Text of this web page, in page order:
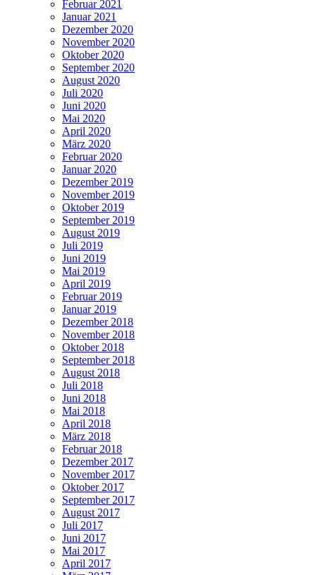
Februar 2021
Januar 2021
Dezember 2020
November 2020
Oktober 2020
September 2020
August 2020
Juli 2020
Juni 2020
Mai 2020
April 2020
März 2020
Februar 2020
Januar 2020
Dezember 2019
November 2019
Oktober 2019
September 2019
August 2019
Juli 2019
Juni 2019
Mai 2019
April 2019
Februar 2019
Januar 2019
Dezember 2018
November 2018
Oktober 2018
September 2018
August 2018
Juli 2018
Juni 2018
Mai 2018
April 2018
März 2018
Februar 2018
Dezember 2017
November 2017
Oktober 2017
September 2017
August 2017
Juli 2017
Juni 2017
Mai 2017
April 2017